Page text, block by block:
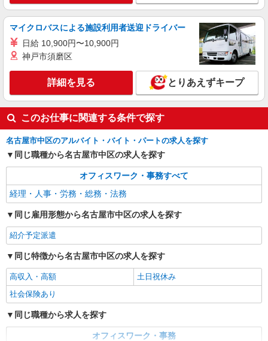
［社員化実績あり］転職歓迎♪イチからはじめ
時給1600円 【月収例】時給1600円×8時間×月
21日＝268,800円（＋残業代）
愛知県名古屋市中区／最寄駅：丸の内（愛知
県）駅、伏見（愛知県）駅 ●桜通線の利用も可
能★複数路線からアクセスできて便利！
キープ 詳細を見る
紹介予定派遣
パーソルテンプスタッフ株式会社 キャリアプロモーションセンター
四課/26-0552431
話しかけやすい雰囲気◎人と関わりながら働け
る経理スタッフ
時給1520円
愛知県名古屋市中区／最寄駅：伏見（愛知県）
駅、丸の内（愛知県）駅
派遣社員
パーソルテンプスタッフ株式会社 名古屋コーディネートセンタ
ー/26-0505879
8月開始★［月収24万↑×社員化実績あり］未経
験OKの採用アシスタント事務
時給1500円
マイクロバスによる施設利用者送迎ドライバー
日給 10,900円〜10,900円
神戸市須磨区
詳細を見る とりあえずキープ
このお仕事に関連する条件で探す
名古屋市中区のアルバイト・バイト・パートの求人を探す
同じ職種から名古屋市中区の求人を探す
オフィスワーク・事務すべて
経理・人事・労務・総務・法務
同じ雇用形態から名古屋市中区の求人を探す
紹介予定派遣
同じ特徴から名古屋市中区の求人を探す
高収入・高額
土日祝休み
社会保険あり
同じ職種から求人を探す
オフィスワーク・事務